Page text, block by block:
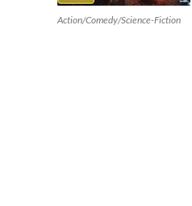
Action/Comedy/Science-Fiction